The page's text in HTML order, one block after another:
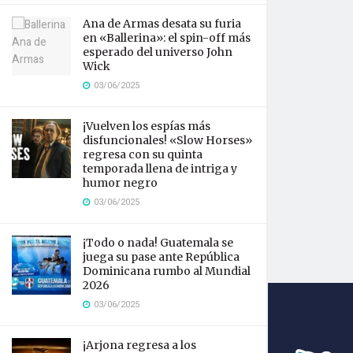
Ana de Armas desata su furia
en «Ballerina»: el spin-off más
esperado del universo John
Wick
03/06/2025
¡Vuelven los espías más
disfuncionales! «Slow Horses»
regresa con su quinta
temporada llena de intriga y
humor negro
03/06/2025
¡Todo o nada! Guatemala se
juega su pase ante República
Dominicana rumbo al Mundial
2026
03/06/2025
¡Arjona regresa a los